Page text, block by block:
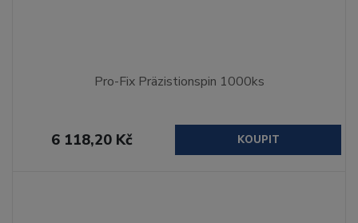
Pro-Fix Präzistionspin 1000ks
6 118,20 Kč KOUPIT